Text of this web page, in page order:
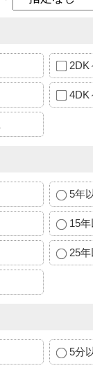
2DK
4DK
5年
15
25
5分